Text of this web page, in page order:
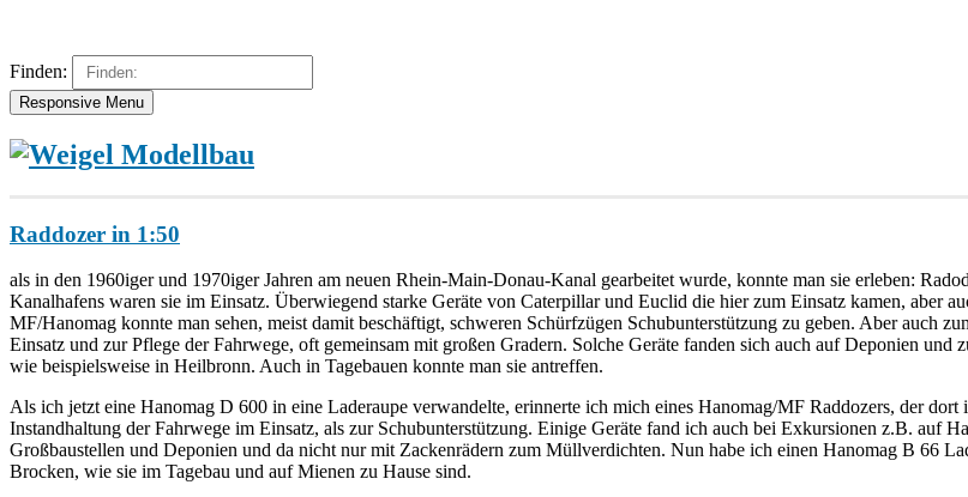
Finden:
Responsive Menu
Raddozer in 1:50
als in den 1960iger und 1970iger Jahren am neuen Rhein-Main-Donau-Kanal gearbeitet wurde, konnte man sie erleben:
Kanalhafens waren sie im Einsatz. Überwiegend starke Geräte von Caterpillar und Euclid die hier zum Einsatz kamen, aber
MF/Hanomag konnte man sehen, meist damit beschäftigt, schweren Schürfzügen Schubunterstützung zu geben. Aber auch
Einsatz und zur Pflege der Fahrwege, oft gemeinsam mit großen Gradern. Solche Geräte fanden sich auch auf Deponien
wie beispielsweise in Heilbronn. Auch in Tagebauen konnte man sie antreffen.
Als ich jetzt eine Hanomag D 600 in eine Laderaupe verwandelte, erinnerte ich mich eines Hanomag/MF Raddozers, der
Instandhaltung der Fahrwege im Einsatz, als zur Schubunterstützung. Einige Geräte fand ich auch bei Exkursionen z.B. auf
Großbaustellen und Deponien und da nicht nur mit Zackenrädern zum Müllverdichten. Nun habe ich einen Hanomag B 66
Brocken, wie sie im Tagebau und auf Mienen zu Hause sind.